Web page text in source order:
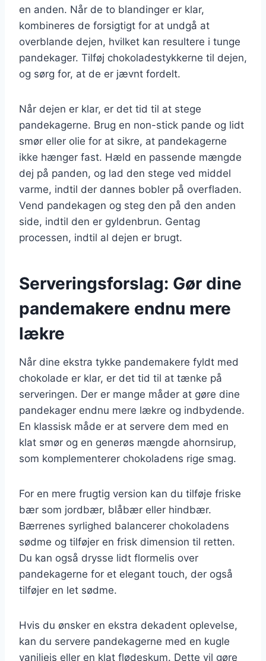
en anden. Når de to blandinger er klar,
kombineres de forsigtigt for at undgå at
overblande dejen, hvilket kan resultere i tunge
pandekager. Tilføj chokoladestykkerne til dejen,
og sørg for, at de er jævnt fordelt.
Når dejen er klar, er det tid til at stege
pandekagerne. Brug en non-stick pande og lidt
smør eller olie for at sikre, at pandekagerne
ikke hænger fast. Hæld en passende mængde
dej på panden, og lad den stege ved middel
varme, indtil der dannes bobler på overfladen.
Vend pandekagen og steg den på den anden
side, indtil den er gyldenbrun. Gentag
processen, indtil al dejen er brugt.
Serveringsforslag: Gør dine
pandemakere endnu mere
lækre
Når dine ekstra tykke pandemakere fyldt med
chokolade er klar, er det tid til at tænke på
serveringen. Der er mange måder at gøre dine
pandekager endnu mere lækre og indbydende.
En klassisk måde er at servere dem med en
klat smør og en generøs mængde ahornsirup,
som komplementerer chokoladens rige smag.
For en mere frugtig version kan du tilføje friske
bær som jordbær, blåbær eller hindbær.
Bærrenes syrlighed balancerer chokoladens
sødme og tilføjer en frisk dimension til retten.
Du kan også drysse lidt flormelis over
pandekagerne for et elegant touch, der også
tilføjer en let sødme.
Hvis du ønsker en ekstra dekadent oplevelse,
kan du servere pandekagerne med en kugle
vaniljeis eller en klat flødeskum. Dette vil gøre